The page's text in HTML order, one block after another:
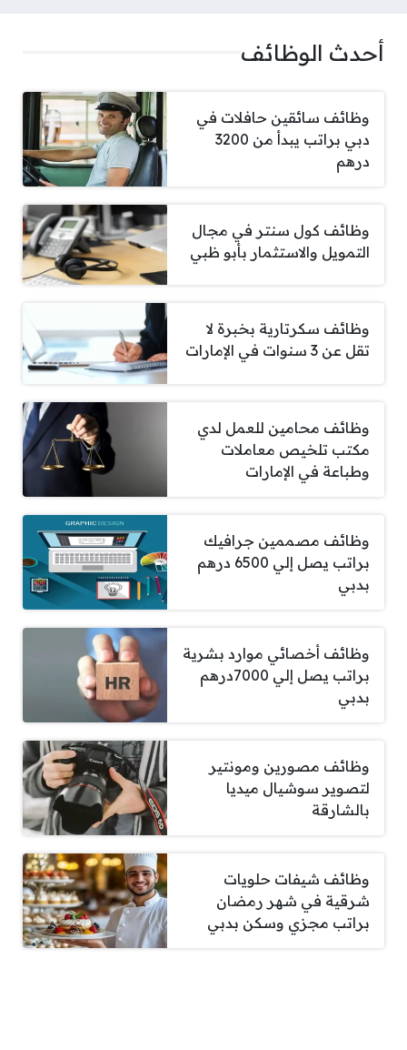
أحدث الوظائف
وظائف سائقين حافلات في
دبي براتب يبدأ من 3200
درهم
وظائف كول سنتر في مجال
التمويل والاستثمار بأبو ظبي
وظائف سكرتارية بخبرة لا
تقل عن 3 سنوات في الإمارات
وظائف محامين للعمل لدي
مكتب تلخيص معاملات
وطباعة في الإمارات
وظائف مصممين جرافيك
براتب يصل إلي 6500 درهم
بدبي
وظائف أخصائي موارد بشرية
براتب يصل إلي 7000درهم
بدبي
وظائف مصورين ومونتير
لتصوير سوشيال ميديا
بالشارقة
وظائف شيفات حلويات
شرقية في شهر رمضان
براتب مجزي وسكن بدبي